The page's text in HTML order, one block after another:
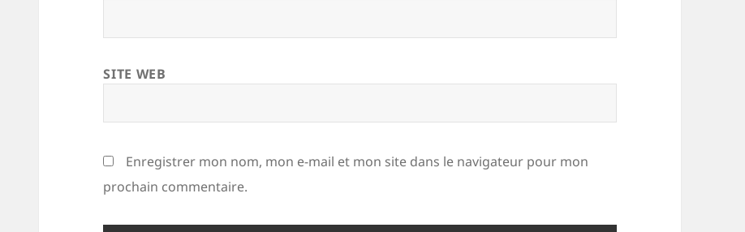
SITE WEB
Enregistrer mon nom, mon e-mail et mon site dans le navigateur pour mon
prochain commentaire.